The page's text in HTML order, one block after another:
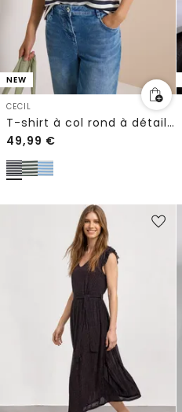
NEW
CECIL
T-shirt à col rond à détails léopard
49,99 €